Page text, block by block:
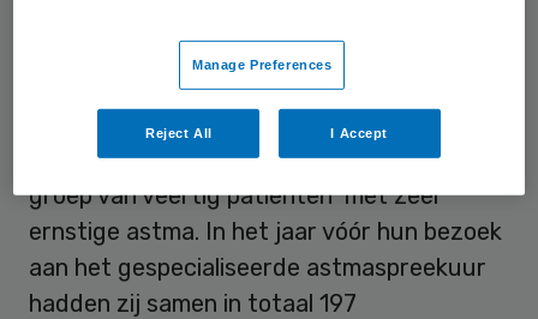
Van der Meer deed onderzoek onder een
groep van veertig patiënten met zeer
ernstige astma. In het jaar vóór hun bezoek
aan het gespecialiseerde astmaspreekuur
hadden zij samen in totaal 197
Manage Preferences
Reject All I Accept